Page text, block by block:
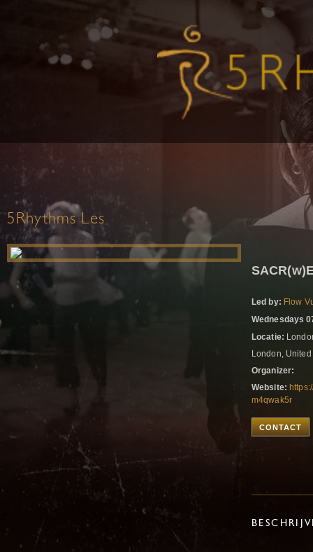
5Rhythms Les
Led by: Flow
Wednesdays
Locatie:
London,
Organizer:
Website:
m4qwak5r
CONTACT